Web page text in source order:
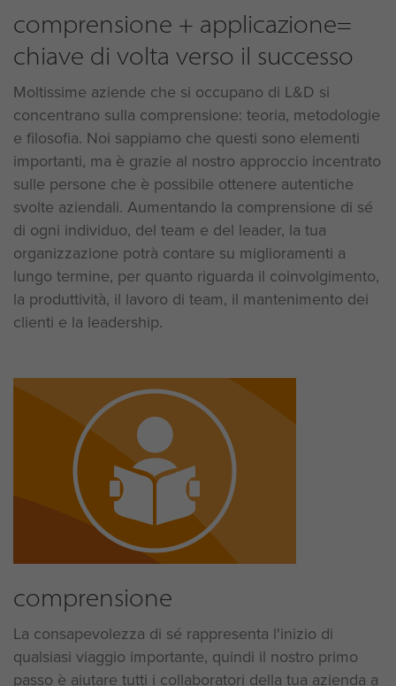
comprensione + applicazione=
chiave di volta verso il successo
Moltissime aziende che si occupano di L&D si
concentrano sulla comprensione: teoria, metodologie
e filosofia. Noi sappiamo che questi sono elementi
importanti, ma è grazie al nostro approccio incentrato
sulle persone che è possibile ottenere autentiche
svolte aziendali. Aumentando la comprensione di sé
di ogni individuo, del team e del leader, la tua
organizzazione potrà contare su miglioramenti a
lungo termine, per quanto riguarda il coinvolgimento,
la produttività, il lavoro di team, il mantenimento dei
clienti e la leadership.
comprensione
La consapevolezza di sé rappresenta l'inizio di
qualsiasi viaggio importante, quindi il nostro primo
passo è aiutare tutti i collaboratori della tua azienda a